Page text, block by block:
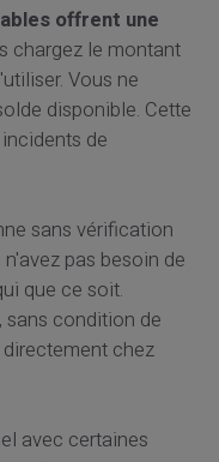
offrent une
chargez le montant
Vous ne
disponible. Cette
de
sans vérification
pas besoin de
que ce soit.
sans condition de
chez
avec certaines